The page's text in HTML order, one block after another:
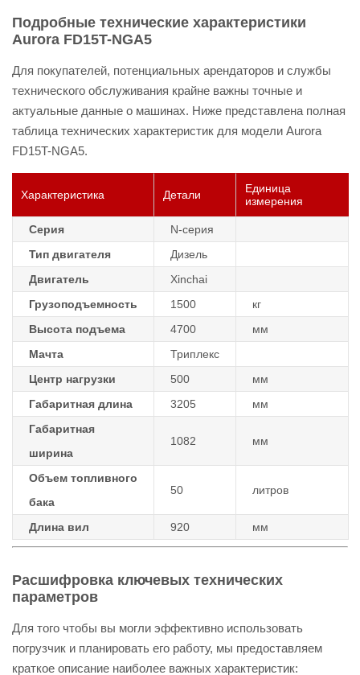
Подробные технические характеристики
Aurora FD15T-NGA5
Для покупателей, потенциальных арендаторов и службы
технического обслуживания крайне важны точные и
актуальные данные о машинах. Ниже представлена полная
таблица технических характеристик для модели Aurora
FD15T-NGA5.
Характеристика Детали
Единица
измерения
Серия
N-серия
Тип двигателя
Дизель
Двигатель
Xinchai
Грузоподъемность
1500
кг
Высота подъема
4700
мм
Мачта
Триплекс
Центр нагрузки
500
мм
Габаритная длина
3205
мм
Габаритная
ширина
1082 мм
Объем топливного
бака
50 литров
Длина вил 920 мм
Расшифровка ключевых технических
параметров
Для того чтобы вы могли эффективно использовать
погрузчик и планировать его работу, мы предоставляем
краткое описание наиболее важных характеристик: